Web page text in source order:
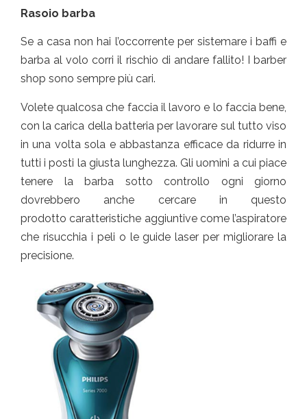
Rasoio barba
Se a casa non hai l’occorrente per sistemare i baffi e
barba al volo corri il rischio di andare fallito! I barber
shop sono sempre più cari.
Volete qualcosa che faccia il lavoro e lo faccia bene,
con la carica della batteria per lavorare sul tutto viso
in una volta sola e abbastanza efficace da ridurre in
tutti i posti la giusta lunghezza. Gli uomini a cui piace
tenere la barba sotto controllo ogni giorno
dovrebbero anche cercare in questo
prodotto caratteristiche aggiuntive come l’aspiratore
che risucchia i peli o le guide laser per migliorare la
precisione.